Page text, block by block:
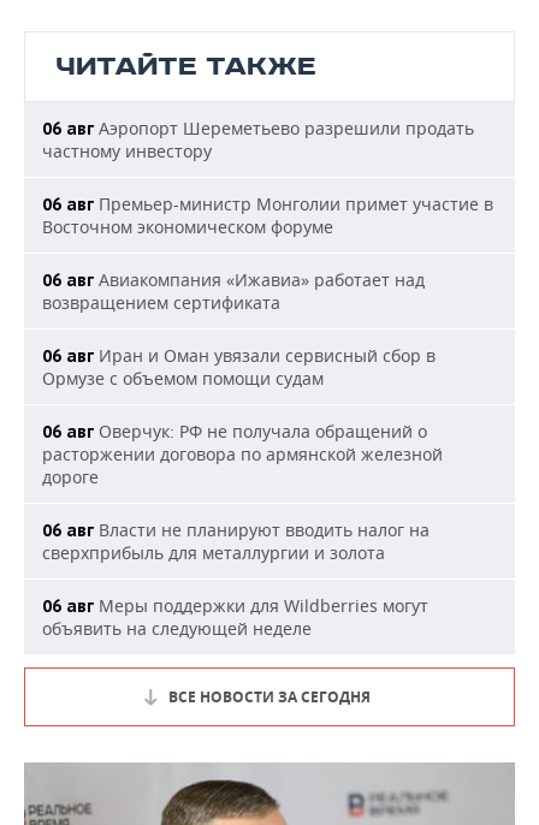
ЧИТАЙТЕ ТАКЖЕ
06 авг Аэропорт Шереметьево разрешили продать
частному инвестору
06 авг Премьер-министр Монголии примет участие в
Восточном экономическом форуме
06 авг Авиакомпания «Ижавиа» работает над
возвращением сертификата
06 авг Иран и Оман увязали сервисный сбор в
Ормузе с объемом помощи судам
06 авг Оверчук: РФ не получала обращений о
расторжении договора по армянской железной
дороге
06 авг Власти не планируют вводить налог на
сверхприбыль для металлургии и золота
06 авг Меры поддержки для Wildberries могут
объявить на следующей неделе
ВСЕ НОВОСТИ ЗА СЕГОДНЯ